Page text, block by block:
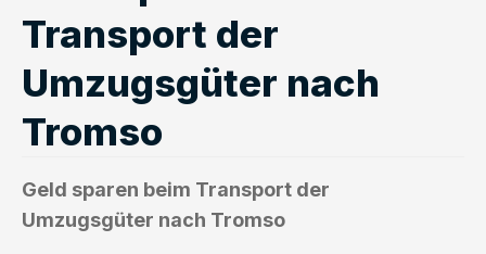
Transport der
Umzugsgüter nach
Tromso
Geld sparen beim Transport der
Umzugsgüter nach Tromso